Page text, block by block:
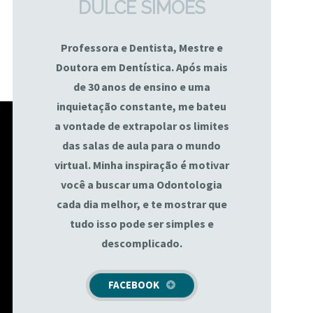
DULCE SIMÕES
Professora e Dentista, Mestre e
Doutora em Dentística. Após mais
de 30 anos de ensino e uma
inquietação constante, me bateu
a vontade de extrapolar os limites
das salas de aula para o mundo
virtual. Minha inspiração é motivar
você a buscar uma Odontologia
cada dia melhor, e te mostrar que
tudo isso pode ser simples e
descomplicado.
FACEBOOK